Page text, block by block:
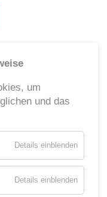
um
und das
Details einblendenfür
Details einblendenfür